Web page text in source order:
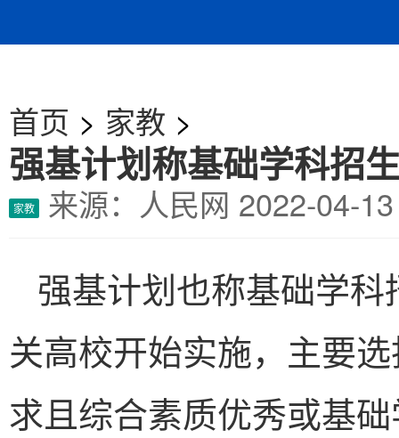
首页 > 家教 >
强基计划称基础学科招
家教 来源：人民网 2022-04-
强基计划也称基础学
关高校开始实施，主要
求且综合素质优秀或基